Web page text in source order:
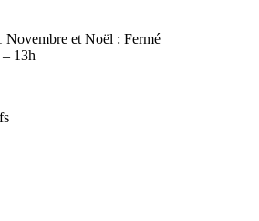
Novembre et Noël : Fermé
13h